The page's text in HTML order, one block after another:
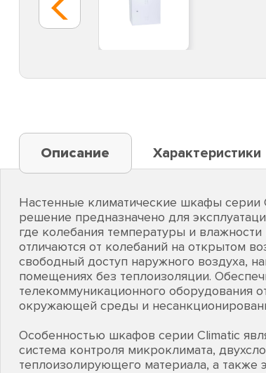
Описание Характеристики
Настенные климатические шкафы серии
решение предназначено для
где колебания температуры и
отличаются от колебаний на открытом
свободный доступ наружного воздуха,
помещениях без теплоизоляции.
телекоммуникационного оборудования
окружающей среды и
Особенностью шкафов серии Climatic
система контроля микроклимата,
теплоизолирующего материала, а также